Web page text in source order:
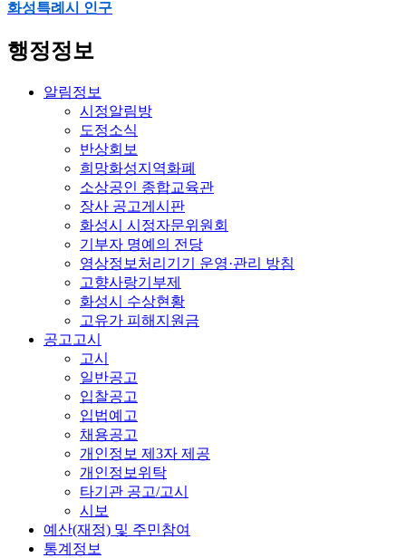
화성특례시 인구
행정정보
알림정보
시정알림방
도정소식
반상회보
희망화성지역화폐
소상공인 종합교육관
장사 공고게시판
화성시 시정자문위원회
기부자 명예의 전당
영상정보처리기기 운영·관리 방침
고향사랑기부제
화성시 수상현황
고유가 피해지원금
공고고시
고시
일반공고
입찰공고
입법예고
채용공고
개인정보 제3자 제공
개인정보위탁
타기관 공고/고시
시보
예산(재정) 및 주민참여
통계정보